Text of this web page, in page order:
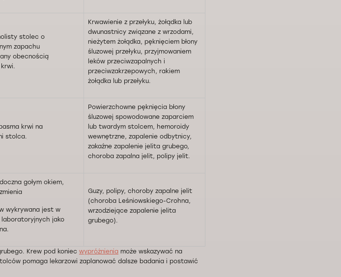
stolec o
zapachu
obecnością
Krwawienie z przełyku, żołądka lub
dwunastnicy związane z wrzodami,
nieżytem żołądka, pęknięciem błony
śluzowej przełyku, przyjmowaniem
leków przeciwzapalnych i
przeciwzakrzepowych, rakiem
żołądka lub przełyku.
krwi na
stolca.
Powierzchowne pęknięcia błony
śluzowej spowodowane zaparciem
lub twardym stolcem, hemoroidy
wewnętrzne, zapalenie odbytnicy,
zakaźne zapalenie jelita grubego,
choroba zapalna jelit, polipy jelit.
gołym okiem,
wykrywana jest w
laboratoryjnych jako
Guzy, polipy, choroby zapalne jelit
(choroba Leśniowskiego-Crohna,
wrzodziejące zapalenie jelita
grubego).
Krew pod koniec wypróżnienia może wskazywać na
pomaga lekarzowi zaplanować dalsze badania i postawić